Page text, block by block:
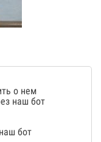
о нем
наш бот
бот